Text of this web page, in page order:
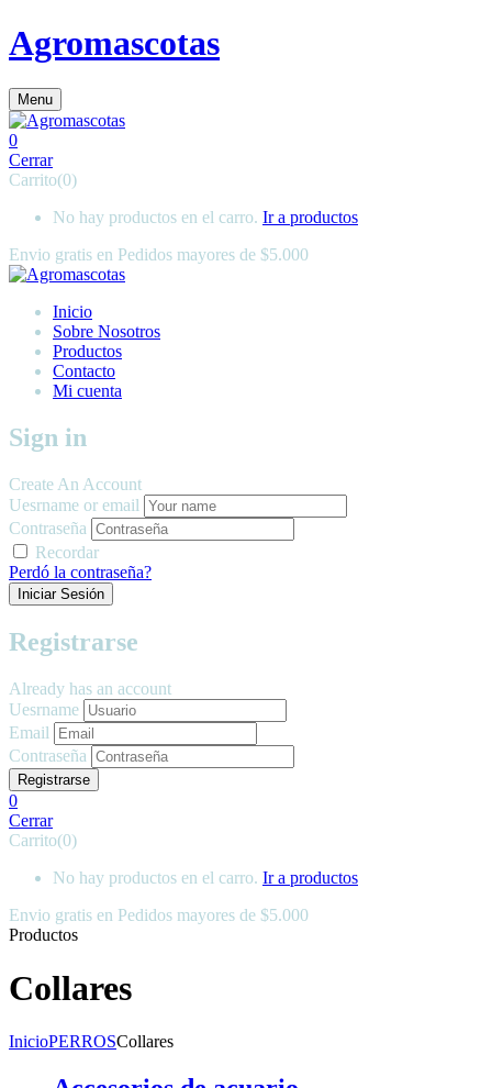
Agromascotas
Menu
0
Cerrar
Carrito(0)
No hay productos en el carro. Ir a productos
Envio gratis en Pedidos mayores de $5.000
Inicio
Sobre Nosotros
Productos
Contacto
Mi cuenta
Sign in
Create An Account
Uesrname or email
Contraseña
Recordar
Perdó la contraseña?
Registrarse
Already has an account
Uesrname
Email
Contraseña
0
Cerrar
Carrito(0)
No hay productos en el carro. Ir a productos
Envio gratis en Pedidos mayores de $5.000
Productos
Collares
InicioPERROSCollares